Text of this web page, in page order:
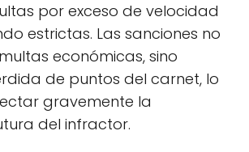
por exceso de velocidad
estrictas. Las sanciones no
económicas, sino
de puntos del carnet, lo
gravemente la
del infractor.